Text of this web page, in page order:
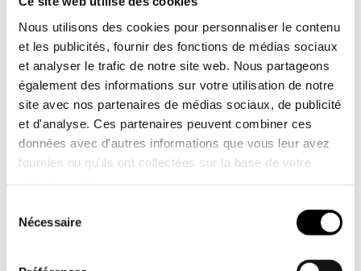
Nous utilisons des cookies pour personnaliser le contenu
et les publicités, fournir des fonctions de médias sociaux
et analyser le trafic de notre site web. Nous partageons
également des informations sur votre utilisation de notre
site avec nos partenaires de médias sociaux, de publicité
et d'analyse. Ces partenaires peuvent combiner ces
données avec d'autres informations que vous leur avez
fournies ou qu'ils ont collectées sur la base de votre
Nécessaire
C'est le petit frère de la gamme GLIMA. Elle est
parfaite pour les sauces, les soupes et les
petits plats où la saveur est essentielle. D'une
capacité de 2 litres, cette casserole est idéale
pour une utilisation quotidienne et une cuisine
conviviale entre amis ou en famille.
d'ouvertures d'égouttage subtiles qui vous
sans outils supplémentaires. Les poignées